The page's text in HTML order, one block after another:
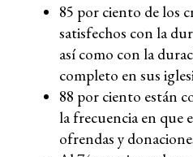
85 por ciento de los
satisfechos con la
así como con la
completo en sus
88 por ciento están
la frecuencia en que
ofrendas y